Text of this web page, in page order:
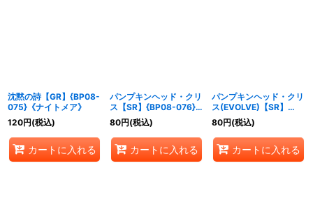
沈黙の詩【GR】{BP08-
075}《ナイトメア》
120円(税込)
カートに入れる
パンプキンヘッド・クリ
ス【SR】{BP08-076}
《ナイトメア》
80円(税込)
カートに入れる
パンプキンヘッド・クリ
ス(EVOLVE)【SR】
{BP08-077}《ナイトメ
ア》
80円(税込)
カートに入れる